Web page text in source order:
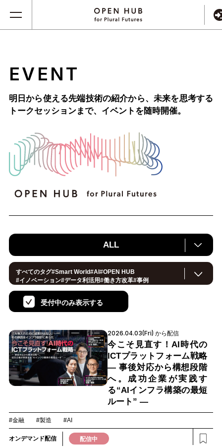
EVENT
明日から使える先端技術の紹介から、未来を思考する
トークセッションまで、 イベントを随時開催。
ALL
すべてのタグ#Smart World#AI#OPEN HUB
#イノベーション#データ利活用#働き方改革#事例
環境・エネルギー IoT#
スマートシティ
地方創生 #製造 #小売・流通
ロボティクス
#スマートインダストリー #教育#公共#サプライチェーン
#孤独#宇宙
受付中のみ表示する
2026.04.03(Fri) から配信
今こそ見直す！AI時代の
ICTプラットフォーム戦略
― 事後対応から構想段階
へ。成功企業が実践す
る“AIインフラ構築の最短
ルート” ―
#金融 #製造 #AI
オンデマンド配信 配信中